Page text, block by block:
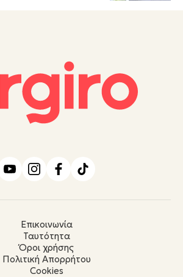
Επικοινωνία
Ταυτότητα
Όροι χρήσης
Πολιτική Απορρήτου
Cookies